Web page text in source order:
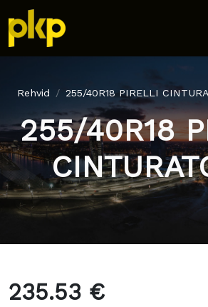
Rehvid 255/40R18 PIRELLI
255/40R18
235.53 €